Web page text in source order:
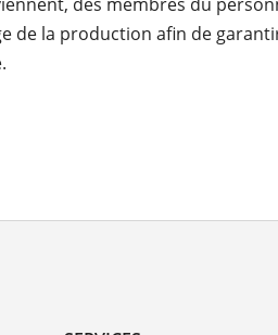
de la production afin de